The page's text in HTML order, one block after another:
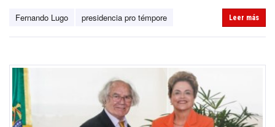
Fernando Lugo presidencia pro témpore Leer más